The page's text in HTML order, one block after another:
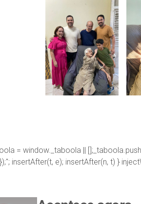
= window._taboola ||
insertAfter(t, e); insertAfter(n, t) }